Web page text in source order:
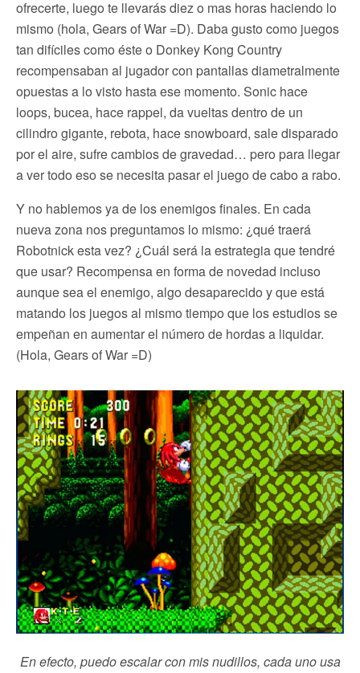
ofrecerte, luego te llevarás diez o mas horas haciendo lo
mismo (hola, Gears of War =D). Daba gusto como juegos
tan difíciles como éste o Donkey Kong Country
recompensaban al jugador con pantallas diametralmente
opuestas a lo visto hasta ese momento. Sonic hace
loops, bucea, hace rappel, da vueltas dentro de un
cilindro gigante, rebota, hace snowboard, sale disparado
por el aire, sufre cambios de gravedad… pero para llegar
a ver todo eso se necesita pasar el juego de cabo a rabo.
Y no hablemos ya de los enemigos finales. En cada
nueva zona nos preguntamos lo mismo: ¿qué traerá
Robotnick esta vez? ¿Cuál será la estrategia que tendré
que usar? Recompensa en forma de novedad incluso
aunque sea el enemigo, algo desaparecido y que está
matando los juegos al mismo tiempo que los estudios se
empeñan en aumentar el número de hordas a liquidar.
(Hola, Gears of War =D)
En efecto, puedo escalar con mis nudillos, cada uno usa